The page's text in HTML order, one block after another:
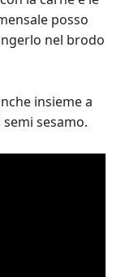
posso
nel brodo
insieme a
sesamo.